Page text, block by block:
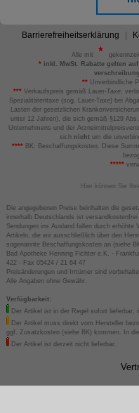
Barrierefreiheitserklärung
Alle mit
*inkl. MwSt. Rabatte gelten
** Unverbindliche
*** Verkaufspreis gemäß Lauer-Taxe;
Spezialitätentaxe (sog. Lauer-Taxe) bei
Lasten der gesetzlichen
unter 12 Jahren), die sich gemäß §129
Unternehmens und der
sich nicht um die
****BK: Beschaffungskosten. Diese
*****
Hier können Sie
Die angegebenen Preise beinhalten die
innerhalb Deutschlands ist
Sendungen ins Ausland fallen durch erhöhte
Artikeln, die wir ausschließlich über den
sogenannte Beschaffungskosten an (siehe
Bad Apotheke Henning Fichter e.K. -
422 - Fax 05424 / 21 64 47
Preisänderungen und Irrtümer sind
Alle Angaben ohne Gewähr.
Verfügbarkeit:
Der Artikel ist in der Regel sofort lieferbar,
Der Artikel muss direkt vom Hersteller
ggf. Zusatzkosten (siehe BK) kommen. In
Der Artikel ist derzeit nicht lieferbar.